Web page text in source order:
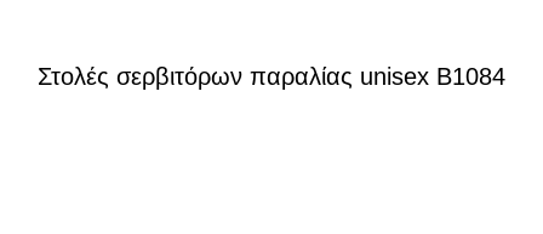
Στολές σερβιτόρων παραλίας unisex B1084